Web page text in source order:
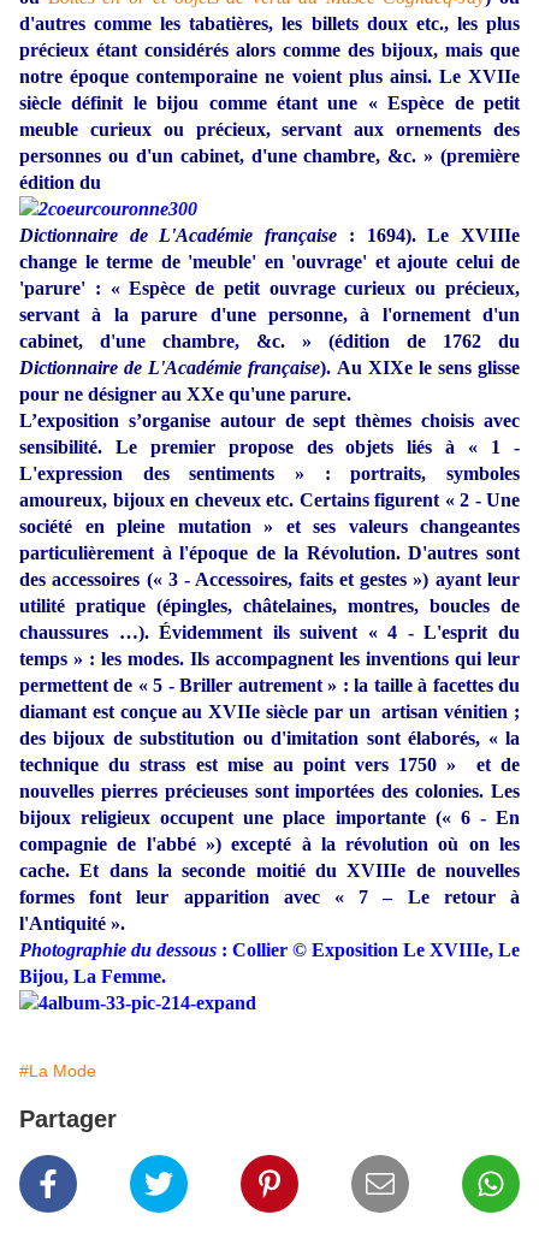
d'autres comme les tabatières, les billets doux etc., les plus
précieux étant considérés alors comme des bijoux, mais que
notre époque contemporaine ne voient plus ainsi. Le XVIIe
siècle définit le bijou comme étant une « Espèce de petit
meuble curieux ou précieux, servant aux ornements des
personnes ou d'un cabinet, d'une chambre, &c. » (première
édition du
Dictionnaire de L'Académie française : 1694). Le XVIIIe
change le terme de 'meuble' en 'ouvrage' et ajoute celui de
'parure' : « Espèce de petit ouvrage curieux ou précieux,
servant à la parure d'une personne, à l'ornement d'un
cabinet, d'une chambre, &c. » (édition de 1762 du
Dictionnaire de L'Académie française). Au XIXe le sens glisse
pour ne désigner au XXe qu'une parure.
L’exposition s’organise autour de sept thèmes choisis avec
sensibilité. Le premier propose des objets liés à « 1 -
L'expression des sentiments » : portraits, symboles
amoureux, bijoux en cheveux etc. Certains figurent « 2 - Une
société en pleine mutation » et ses valeurs changeantes
particulièrement à l'époque de la Révolution. D'autres sont
des accessoires («3 - Accessoires, faits et gestes ») ayant leur
utilité pratique (épingles, châtelaines, montres, boucles de
chaussures …). Évidemment ils suivent « 4 - L'esprit du
temps » : les modes. Ils accompagnent les inventions qui leur
permettent de « 5 - Briller autrement » : la taille à facettes du
diamant est conçue au XVIIe siècle par un artisan vénitien ;
des bijoux de substitution ou d'imitation sont élaborés, « la
technique du strass est mise au point vers 1750 » et de
nouvelles pierres précieuses sont importées des colonies. Les
bijoux religieux occupent une place importante (« 6 - En
compagnie de l'abbé ») excepté à la révolution où on les
cache. Et dans la seconde moitié du XVIIIe de nouvelles
formes font leur apparition avec « 7 – Le retour à
l'Antiquité ».
Photographie du dessous : Collier © Exposition Le XVIIIe, Le
Bijou, La Femme.
#La Mode
Partager